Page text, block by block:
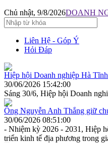
Chủ nhật, 9/8/2026DOANH
Liên Hệ - Góp Ý
Hỏi Đáp
Hiệp hội Doanh nghiệp Hà
30/06/2026 15:42:00
Sáng 30/6, Hiệp hội Doanh
Ông Nguyễn Anh Thắng giữ
30/06/2026 08:51:00
- Nhiệm kỳ 2026 - 2031, Hiệp
triển kinh tế địa phương trong